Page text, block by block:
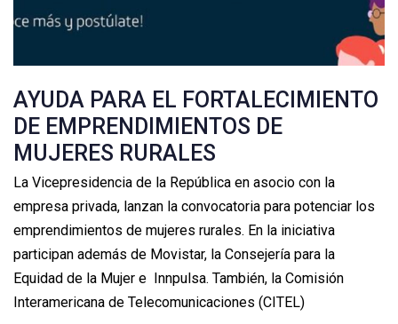
AYUDA PARA EL FORTALECIMIENTO
DE EMPRENDIMIENTOS DE
MUJERES RURALES
La Vicepresidencia de la República en asocio con la
empresa privada, lanzan la convocatoria para potenciar los
emprendimientos de mujeres rurales. En la iniciativa
participan además de Movistar, la Consejería para la
Equidad de la Mujer e Innpulsa. También, la Comisión
Interamericana de Telecomunicaciones (CITEL)